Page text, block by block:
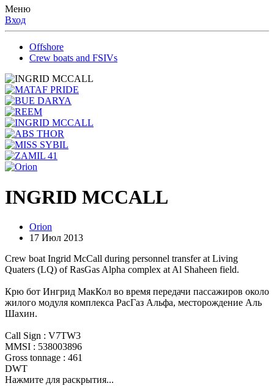
Меню
Вход
Offshore
Crew boats and FSIVs
INGRID MCCALL
Orion
17 Июл 2013
Crew boat Ingrid McCall during personnel transfer at Living
Quaters (LQ) of RasGas Alpha complex at Al Shaheen field.
Крю бот Ингрид МакКол во время передачи пассажиров около
жилого модуля комплекса РасГаз Альфа, месторождение Аль
Шахин.
Call Sign : V7TW3
MMSI : 538003896
Gross tonnage : 461
DWT
Нажмите для раскрытия...